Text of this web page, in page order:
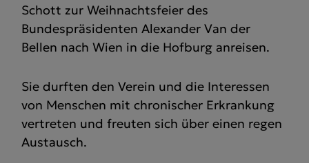
Schott zur Weihnachtsfeier des
Bundespräsidenten Alexander Van der
Bellen nach Wien in die Hofburg anreisen.
Sie durften den Verein und die Interessen
von Menschen mit chronischer Erkrankung
vertreten und freuten sich über einen regen
Austausch.